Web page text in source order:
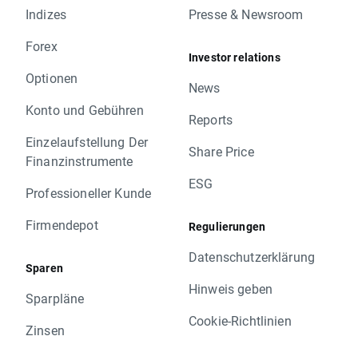
Indizes
Forex
Optionen
Konto und Gebühren
Einzelaufstellung Der
Finanzinstrumente
Professioneller Kunde
Firmendepot
Sparen
Sparpläne
Zinsen
Presse & Newsroom
Investor relations
News
Reports
Share Price
ESG
Regulierungen
Datenschutzerklärung
Hinweis geben
Cookie-Richtlinien